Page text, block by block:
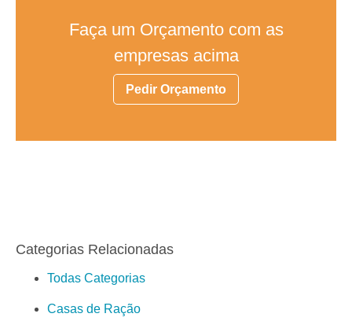
Faça um Orçamento com as
empresas acima
Pedir Orçamento
Categorias Relacionadas
Todas Categorias
Casas de Ração